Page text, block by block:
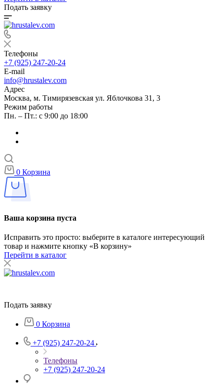
Подать заявку
Телефоны
+7 (925) 247-20-24
E-mail
info@hrustalev.com
Адрес
Москва, м. Тимирязевская ул. Яблочкова 31, 3
Режим работы
Пн. – Пт.: с 9:00 до 18:00
0 Корзина
Ваша корзина пуста
Исправить это просто: выберите в каталоге интересующий
товар и нажмите кнопку «В корзину»
Перейти в каталог
Подать заявку
0 Корзина
+7 (925) 247-20-24
Телефоны
+7 (925) 247-20-24